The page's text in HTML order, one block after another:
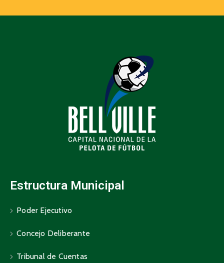
Estructura Municipal
Poder Ejecutivo
Concejo Deliberante
Tribunal de Cuentas